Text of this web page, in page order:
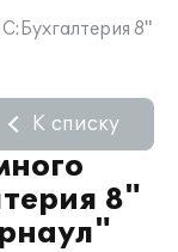
8"
8"
К списку